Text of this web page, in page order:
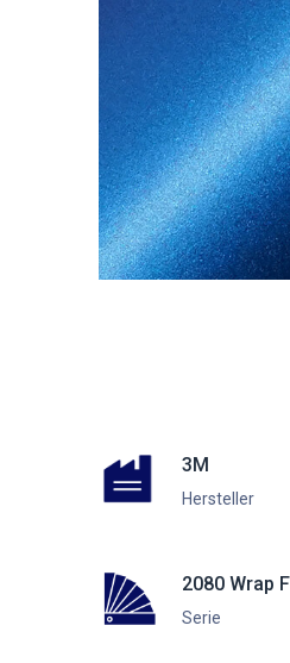
3M
Hersteller
2080 Wrap
Serie